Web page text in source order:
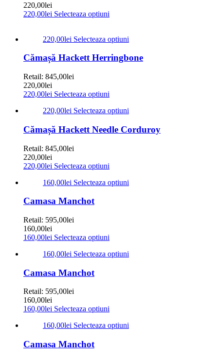
220,00lei
220,00lei Selecteaza optiuni
220,00lei Selecteaza optiuni
Cămașă Hackett Herringbone
Retail: 845,00lei
220,00lei
220,00lei Selecteaza optiuni
220,00lei Selecteaza optiuni
Cămașă Hackett Needle Corduroy
Retail: 845,00lei
220,00lei
220,00lei Selecteaza optiuni
160,00lei Selecteaza optiuni
Camasa Manchot
Retail: 595,00lei
160,00lei
160,00lei Selecteaza optiuni
160,00lei Selecteaza optiuni
Camasa Manchot
Retail: 595,00lei
160,00lei
160,00lei Selecteaza optiuni
160,00lei Selecteaza optiuni
Camasa Manchot